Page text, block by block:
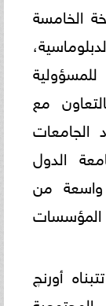
الخامسة
مع
الجامعات
الدول
واسعة من
المؤسسات
أورنچ